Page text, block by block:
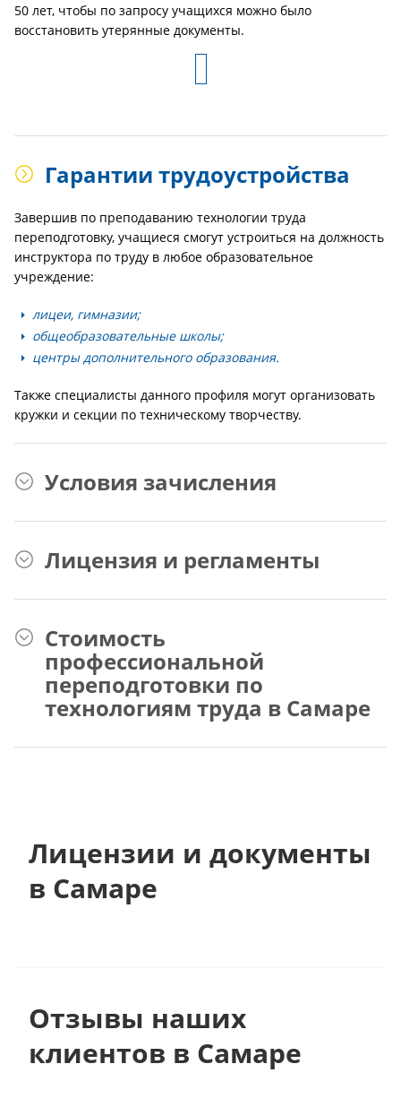
50 лет, чтобы по запросу учащихся можно было
восстановить утерянные документы.
Гарантии трудоустройства
Завершив по преподаванию технологии труда
переподготовку, учащиеся смогут устроиться на должность
инструктора по труду в любое образовательное
учреждение:
лицеи, гимназии;
общеобразовательные школы;
центры дополнительного образования.
Также специалисты данного профиля могут организовать
кружки и секции по техническому творчеству.
Условия зачисления
Лицензия и регламенты
Стоимость
профессиональной
переподготовки по
технологиям труда в Самаре
Лицензии и документы
в Самаре
Отзывы наших
клиентов в Самаре